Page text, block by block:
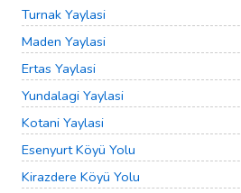
Turnak Yaylasi
Maden Yaylasi
Ertas Yaylasi
Yundalagi Yaylasi
Kotani Yaylasi
Esenyurt Köyü Yolu
Kirazdere Köyü Yolu